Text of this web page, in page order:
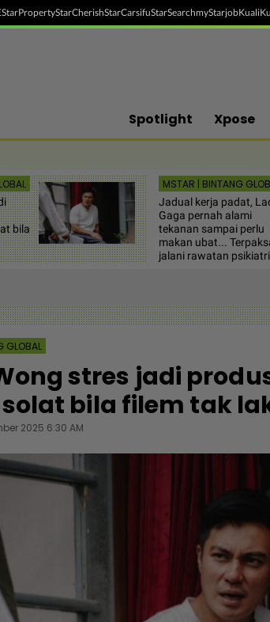
StarPropertyStarCherishStarCarsifuStarSearchmyStarjobKuali
Spotlight Xpose
bila
MSTAR | BINTANG
Jadual kerja padat,
Gaga pernah alami
tekanan sampai perlu
makan ubat...
jalani rawatan psikiatri
GLOBAL
stres jadi
bila filem tak
2025 6:30 AM